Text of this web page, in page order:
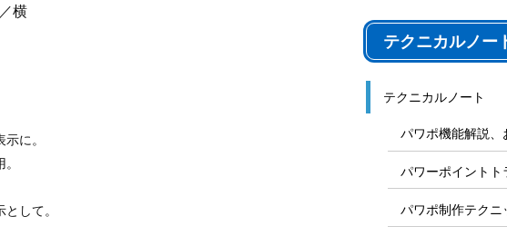
横
に。
して。
テクニカルノー
テクニカルノート
パワポ機能解説
パワーポイントト
パワポ制作テクニ